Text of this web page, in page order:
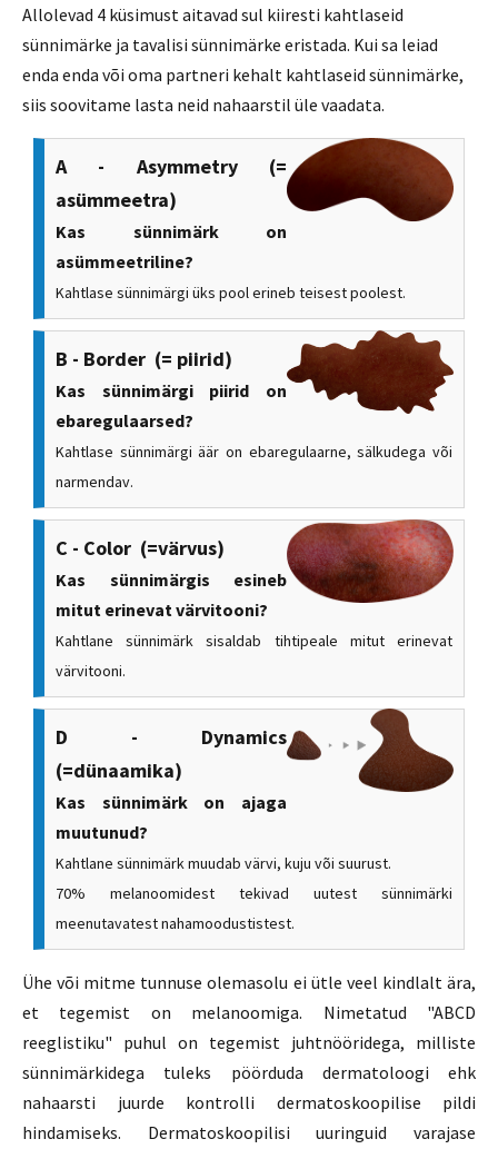
Allolevad 4 küsimust aitavad sul kiiresti kahtlaseid
sünnimärke ja tavalisi sünnimärke eristada. Kui sa leiad
enda enda või oma partneri kehalt kahtlaseid sünnimärke,
siis soovitame lasta neid nahaarstil üle vaadata.
A - Asymmetry (=
asümmeetra)
Kas sünnimärk on
asümmeetriline?
Kahtlase sünnimärgi üks pool erineb teisest poolest.
B - Border (= piirid)
Kas sünnimärgi piirid on
ebaregulaarsed?
Kahtlase sünnimärgi äär on ebaregulaarne, sälkudega või
narmendav.
C - Color (=värvus)
Kas sünnimärgis esineb
mitut erinevat värvitooni?
Kahtlane sünnimärk sisaldab tihtipeale mitut erinevat
värvitooni.
D - Dynamics
(=dünaamika)
Kas sünnimärk on ajaga
muutunud?
Kahtlane sünnimärk muudab värvi, kuju või suurust.
70% melanoomidest tekivad uutest sünnimärki
meenutavatest nahamoodustistest.
Ühe või mitme tunnuse olemasolu ei ütle veel kindlalt ära,
et tegemist on melanoomiga. Nimetatud "ABCD
reeglistiku" puhul on tegemist juhtnööridega, milliste
sünnimärkidega tuleks pöörduda dermatoloogi ehk
nahaarsti juurde kontrolli dermatoskoopilise pildi
hindamiseks. Dermatoskoopilisi uuringuid varajase